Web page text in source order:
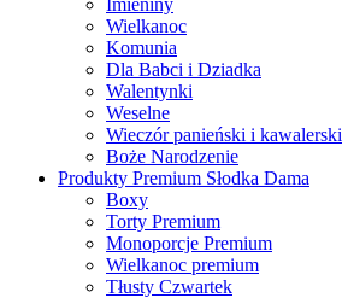
Imieniny
Wielkanoc
Komunia
Dla Babci i Dziadka
Walentynki
Weselne
Wieczór panieński i kawalerski
Boże Narodzenie
Produkty Premium Słodka Dama
Boxy
Torty Premium
Monoporcje Premium
Wielkanoc premium
Tłusty Czwartek